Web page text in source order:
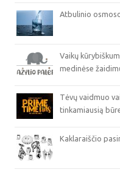
Atbulinio
Vaikų
medinėse
Tėvų vaidmuo
tinkamiausią
Kaklaraiščio